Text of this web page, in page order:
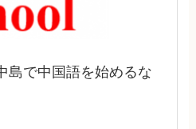
島で中国語を始めるな